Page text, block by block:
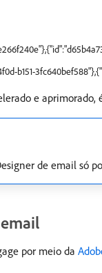
b151-
e
de email só
por meio da